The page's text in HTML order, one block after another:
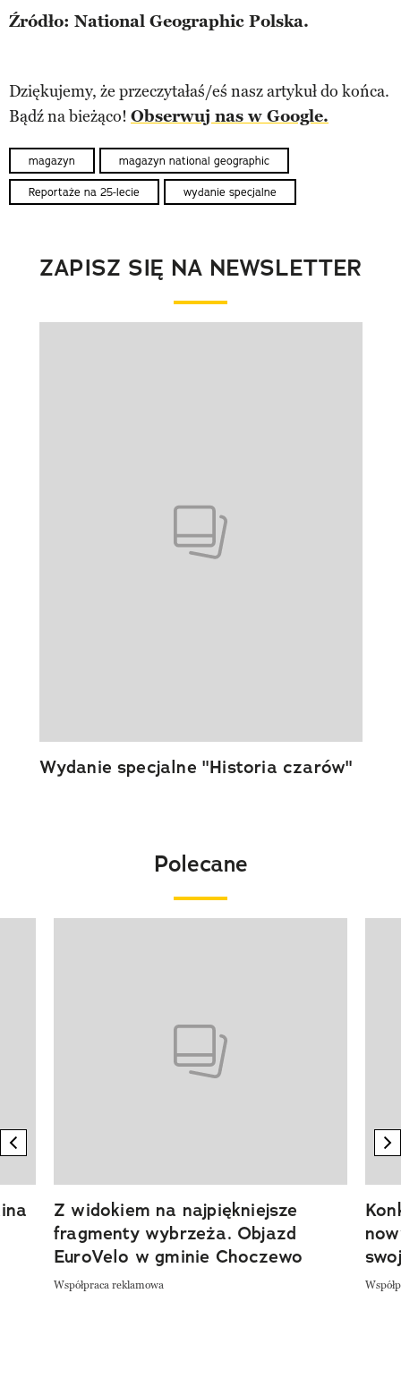
Źródło: National Geographic Polska.
Dziękujemy, że przeczytałaś/eś nasz artykuł do końca.
Bądź na bieżąco! Obserwuj nas w Google.
magazyn magazyn national geographic
Reportaże na 25-lecie wydanie specjalne
ZAPISZ SIĘ NA NEWSLETTER
Wydanie specjalne "Historia czarów"
Polecane
previous element
Z widokiem na najpiękniejsze
fragmenty wybrzeża. Objazd
EuroVelo w gminie Choczewo
Współpraca reklamowa